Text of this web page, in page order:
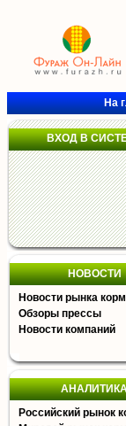
На
ВХОД В
НОВОСТИ
Новости рынка
Обзоры прессы
Новости компаний
Российский рынок